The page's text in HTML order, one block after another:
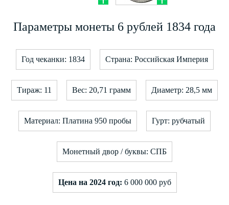
Параметры монеты 6 рублей 1834 года
Год чеканки: 1834 Страна: Российская Империя
Тираж: 11 Вес: 20,71 грамм Диаметр: 28,5 мм
Материал: Платина 950 пробы Гурт: рубчатый
Монетный двор / буквы: СПБ
Цена на 2024 год: 6 000 000 руб